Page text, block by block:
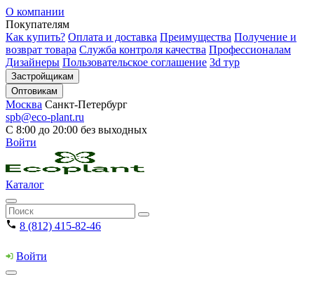
О компании
Покупателям
Как купить? Оплата и доставка Преимущества Получение и
возврат товара Служба контроля качества Профессионалам
Дизайнеры Пользовательское соглашение 3d тур
Застройщикам
Оптовикам
Москва Санкт-Петербург
spb@eco-plant.ru
С 8:00 до 20:00 без выходных
Войти
Каталог
8 (812) 415-82-46
Войти